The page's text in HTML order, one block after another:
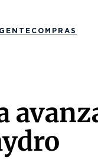
GENTE COMPRAS